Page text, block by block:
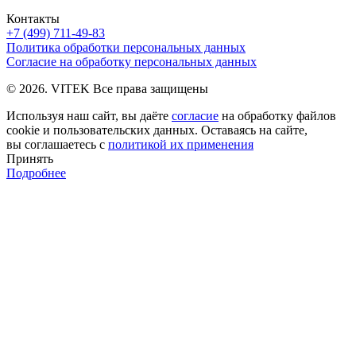
Контакты
+7 (499) 711-49-83
Политика обработки персональных данных
Согласие на обработку персональных данных
© 2026. VITEK Все права защищены
Используя наш сайт, вы даёте согласие на обработку файлов
cookie и пользовательских данных. Оставаясь на сайте,
вы соглашаетесь с политикой их применения
Принять
Подробнее